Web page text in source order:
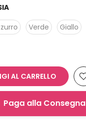
Verde Giallo
AL CARRELLO
Paga alla Consegna